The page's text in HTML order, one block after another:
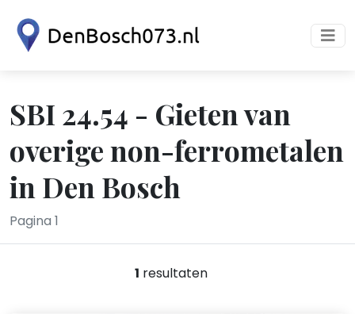
SBI 24.54 - Gieten van
overige non-ferrometalen
in Den Bosch
Pagina 1
1 resultaten